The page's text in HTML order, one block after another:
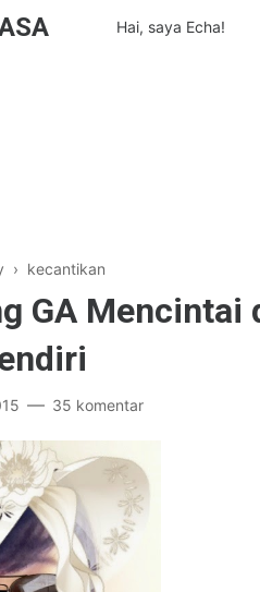
Hai, saya Echa!
› kecantikan
GA Mencintai
35 komentar